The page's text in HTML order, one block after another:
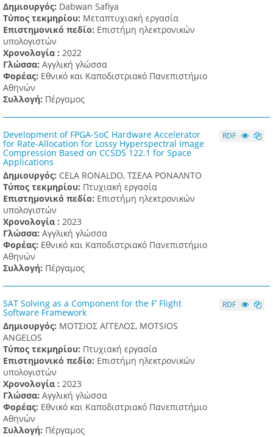
Δημιουργός: Dabwan Safiya
Τύπος τεκμηρίου: Μεταπτυχιακή εργασία
Επιστημονικό πεδίο: Επιστήμη ηλεκτρονικών
υπολογιστών
Χρονολογία : 2022
Γλώσσα: Αγγλική γλώσσα
Φορέας: Εθνικό και Καποδιστριακό Πανεπιστήμιο
Αθηνών
Συλλογή: Πέργαμος
Development of FPGA-SoC Hardware Accelerator
for Rate-Allocation for Lossy Hyperspectral Image
Compression Based on CCSDS 122.1 for Space
Applications
Δημιουργός: CELA RONALDO, ΤΣΕΛΑ ΡΟΝΑΛΝΤΟ
Τύπος τεκμηρίου: Πτυχιακή εργασία
Επιστημονικό πεδίο: Επιστήμη ηλεκτρονικών
υπολογιστών
Χρονολογία : 2023
Γλώσσα: Αγγλική γλώσσα
Φορέας: Εθνικό και Καποδιστριακό Πανεπιστήμιο
Αθηνών
Συλλογή: Πέργαμος
RDF
SAT Solving as a Component for the F’ Flight
Software Framework
Δημιουργός: ΜΟΤΣΙΟΣ ΑΓΓΕΛΟΣ, MOTSIOS
ANGELOS
Τύπος τεκμηρίου: Πτυχιακή εργασία
Επιστημονικό πεδίο: Επιστήμη ηλεκτρονικών
υπολογιστών
Χρονολογία : 2023
Γλώσσα: Αγγλική γλώσσα
Φορέας: Εθνικό και Καποδιστριακό Πανεπιστήμιο
Αθηνών
Συλλογή: Πέργαμος
RDF